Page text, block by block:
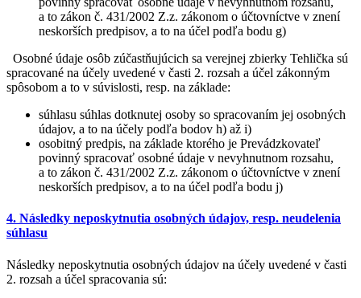
a to zákon č. 431/2002 Z.z. zákonom o účtovníctve v znení
neskorších predpisov, a to na účel podľa bodu g)
Osobné údaje osôb zúčastňujúcich sa verejnej zbierky Tehlička sú
spracované na účely uvedené v časti 2. rozsah a účel zákonným
spôsobom a to v súvislosti, resp. na základe:
súhlasu súhlas dotknutej osoby so spracovaním jej osobných
údajov, a to na účely podľa bodov h) až i)
osobitný predpis, na základe ktorého je Prevádzkovateľ
povinný spracovať osobné údaje v nevyhnutnom rozsahu,
a to zákon č. 431/2002 Z.z. zákonom o účtovníctve v znení
neskorších predpisov, a to na účel podľa bodu j)
4. Následky neposkytnutia osobných údajov, resp. neudelenia
súhlasu
Následky neposkytnutia osobných údajov na účely uvedené v časti
2. rozsah a účel spracovania sú: